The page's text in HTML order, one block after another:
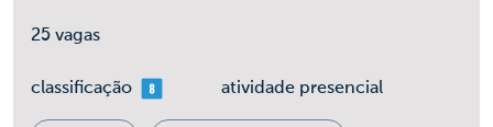
25 vagas
classificaçãomais 08 atividade presencial